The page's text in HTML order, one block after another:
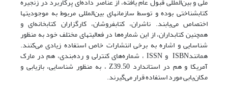
کتابشناختی بوده و توسط سازمانهای بین‌المللی مربوط به موجودیتها
اختصاص می‌یابند. ناشران، کتابفروشان، کارگزاران کتابخانه‌ای و
همچنین کتابداران، از این شماره‌ها در فعالیتهای مختلف خود به منظور
شناسایی و اشاره به برخی انتشارات خاص استفاده زیادی می‌کنند.
همانندISBN و ISSN ، شماره‌های کنترلی و رده‌بندی، هم در مارک
آمریکا و هم در استاندارد Z39.50 ، به منظور شناسایی، بازیابی و
مکان‌یابی مورد استفاده قرار می‌گیرند.